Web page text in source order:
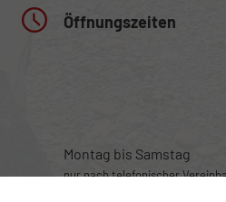
Öffnungszeiten
Montag bis Samstag
nur nach telefonischer